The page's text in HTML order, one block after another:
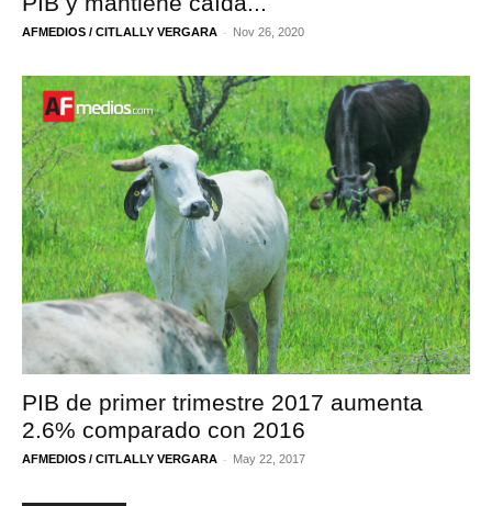
AFMEDIOS / CITLALLY VERGARA - Nov 26, 2020
PIB de primer trimestre 2017 aumenta
2.6% comparado con 2016
AFMEDIOS / CITLALLY VERGARA - May 22, 2017